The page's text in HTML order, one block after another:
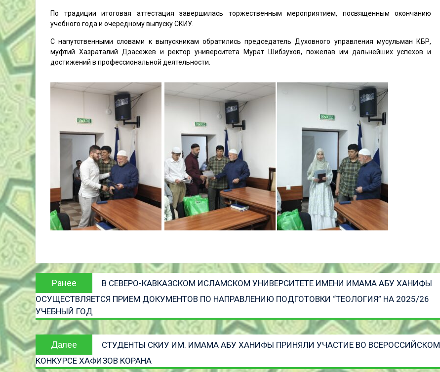
По традиции итоговая аттестация завершилась торжественным мероприятием, посвященным окончанию
учебного года и очередному выпуску СКИУ.
С напутственными словами к выпускникам обратились председатель Духовного управления мусульман КБР,
муфтий Хазраталий Дзасежев и ректор университета Мурат Шибзухов, пожелав им дальнейших успехов и
достижений в профессиональной деятельности.
Навигация
записям
Ранее
Предыдущая
запись:
В СЕВЕРО-КАВКАЗСКОМ ИСЛАМСКОМ УНИВЕРСИТЕТЕ ИМЕНИ ИМАМА АБУ ХАНИФЫ
ОСУЩЕСТВЛЯЕТСЯ ПРИЕМ ДОКУМЕНТОВ ПО НАПРАВЛЕНИЮ ПОДГОТОВКИ “ТЕОЛОГИЯ” НА 2025/26
УЧЕБНЫЙ ГОД
Далее
Следующая
запись
СТУДЕНТЫ СКИУ ИМ. ИМАМА АБУ ХАНИФЫ ПРИНЯЛИ УЧАСТИЕ ВО ВСЕРОССИЙСКОМ
КОНКУРСЕ ХАФИЗОВ КОРАНА